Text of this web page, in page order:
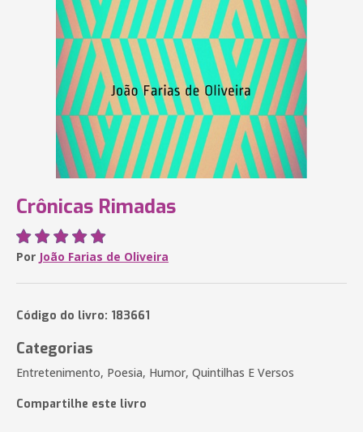
Crônicas Rimadas
Por João Farias de Oliveira
Código do livro: 183661
Categorias
Entretenimento, Poesia, Humor, Quintilhas E Versos
Compartilhe este livro